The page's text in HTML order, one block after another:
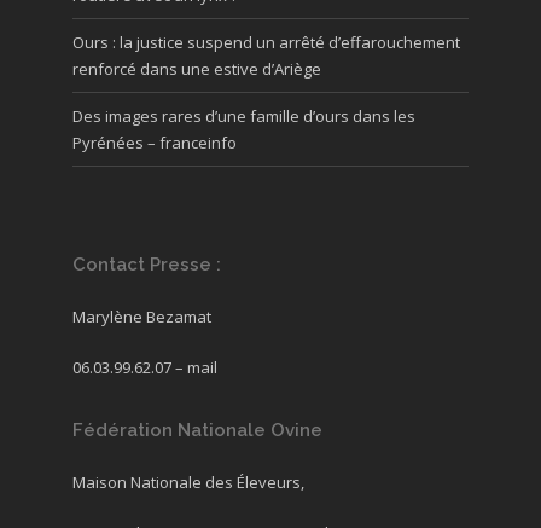
Ours : la justice suspend un arrêté d’effarouchement
renforcé dans une estive d’Ariège
Des images rares d’une famille d’ours dans les
Pyrénées – franceinfo
Contact Presse :
Marylène Bezamat
06.03.99.62.07 – mail
Fédération Nationale Ovine
Maison Nationale des Éleveurs,